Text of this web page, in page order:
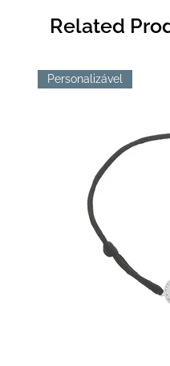
Related
Personalizável